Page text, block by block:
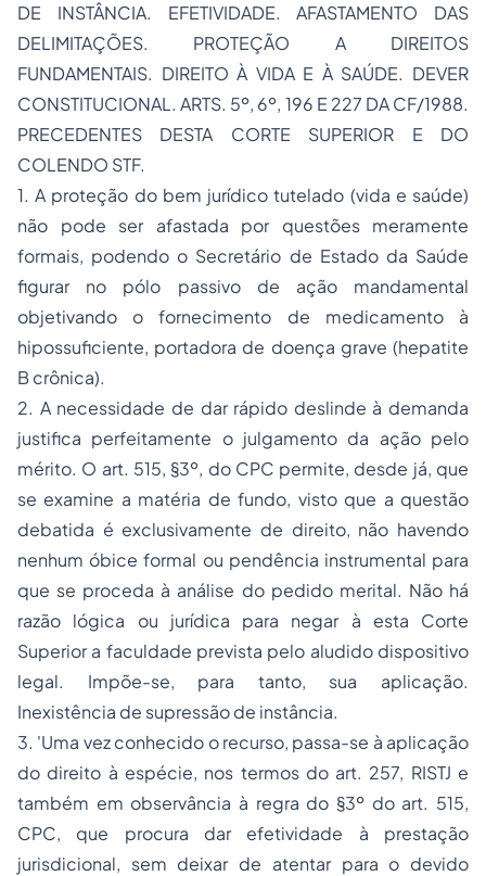
DE INSTÂNCIA. EFETIVIDADE. AFASTAMENTO DAS
DELIMITAÇÕES. PROTEÇÃO A DIREITOS
FUNDAMENTAIS. DIREITO À VIDA E À SAÚDE. DEVER
CONSTITUCIONAL. ARTS. 5º, 6º, 196 E 227 DA CF/1988.
PRECEDENTES DESTA CORTE SUPERIOR E DO
COLENDO STF.
1. A proteção do bem jurídico tutelado (vida e saúde)
não pode ser afastada por questões meramente
formais, podendo o Secretário de Estado da Saúde
figurar no pólo passivo de ação mandamental
objetivando o fornecimento de medicamento à
hipossuficiente, portadora de doença grave (hepatite
B crônica).
2. A necessidade de dar rápido deslinde à demanda
justifica perfeitamente o julgamento da ação pelo
mérito. O art. 515, §3º, do CPC permite, desde já, que
se examine a matéria de fundo, visto que a questão
debatida é exclusivamente de direito, não havendo
nenhum óbice formal ou pendência instrumental para
que se proceda à análise do pedido merital. Não há
razão lógica ou jurídica para negar à esta Corte
Superior a faculdade prevista pelo aludido dispositivo
legal. Impõe-se, para tanto, sua aplicação.
Inexistência de supressão de instância.
3. 'Uma vez conhecido o recurso, passa-se à aplicação
do direito à espécie, nos termos do art. 257, RISTJ e
também em observância à regra do §3º do art. 515,
CPC, que procura dar efetividade à prestação
jurisdicional, sem deixar de atentar para o devido